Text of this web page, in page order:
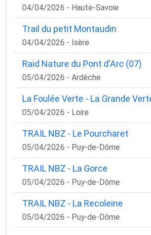
04/04/2026 - Haute-Savoie
Trail du petit Montaudin
04/04/2026 - Isère
Raid Nature du Pont d'Arc (07)
05/04/2026 - Ardèche
La Foulée Verte - La Grande
05/04/2026 - Loire
TRAIL NBZ - Le Pourcharet
05/04/2026 - Puy-de-Dôme
TRAIL NBZ - La Gorce
05/04/2026 - Puy-de-Dôme
TRAIL NBZ - La Recoleine
05/04/2026 - Puy-de-Dôme